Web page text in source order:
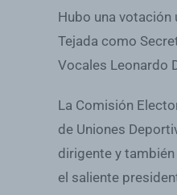
Hubo una votación
Tejada como
Vocales Leonardo
La Comisión
de Uniones
dirigente y
el saliente